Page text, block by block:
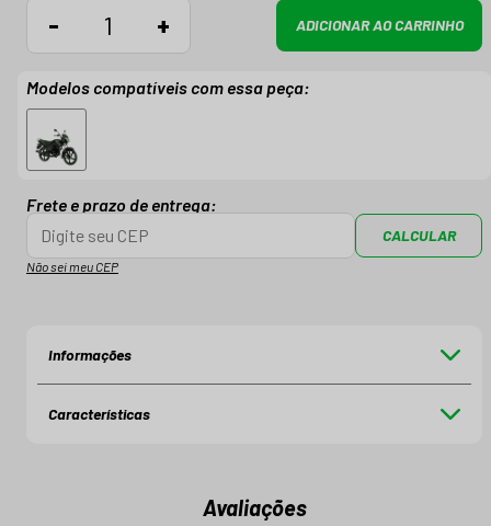
- + ADICIONAR AO CARRINHO
Modelos compatíveis com essa peça:
Frete e prazo de entrega:
CALCULAR
Não sei meu CEP
Informações
Características
Avaliações